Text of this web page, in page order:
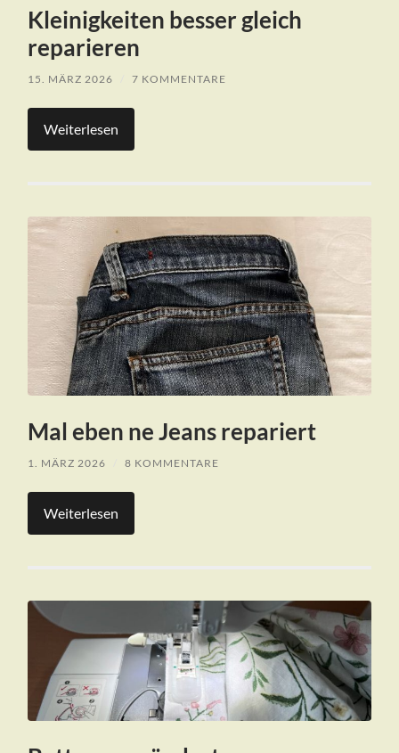
Kleinigkeiten besser gleich
reparieren
15. MÄRZ 2026 7 KOMMENTARE
Weiterlesen
Mal eben ne Jeans repariert
1. MÄRZ 2026 8 KOMMENTARE
Weiterlesen